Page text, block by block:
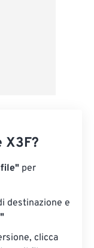
per
destinazione e
clicca